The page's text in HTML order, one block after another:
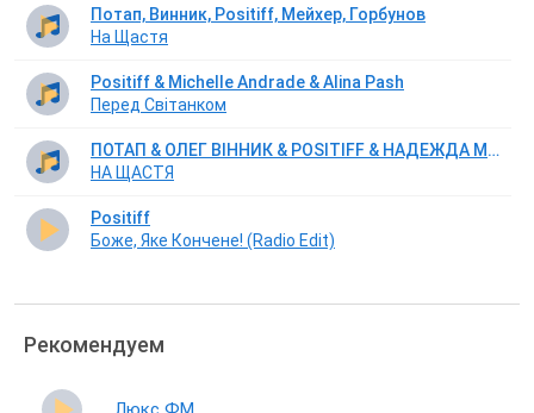
Потап, Винник, Positiff, Мейхер, Горбунов
На Щастя
Positiff & Michelle Andrade & Alina Pash
Перед Світанком
ПОТАП & ОЛЕГ ВІННИК & POSITIFF & НАДЕЖДА МЕЙХЕР & ЮРІЙ ГОРБУНОВ
НА ЩАСТЯ
Positiff
Боже, Яке Кончене! (Radio Edit)
Рекомендуем